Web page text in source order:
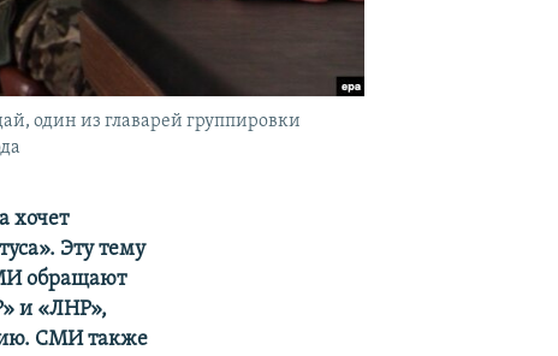
один из главарей группировки
хочет
Эту тему
обращают
и «ЛНР»,
СМИ также